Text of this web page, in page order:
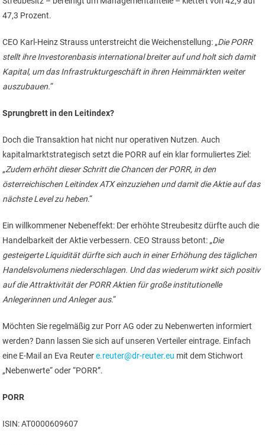
47,3 Prozent.
CEO Karl-Heinz Strauss unterstreicht die Weichenstellung: „Die PORR
stellt ihre Investorenbasis international breiter auf und holt sich damit
Kapital, um das Infrastrukturgeschäft in ihren Heimmärkten weiter
auszubauen.“
Sprungbrett in den Leitindex?
Doch die Transaktion hat nicht nur operativen Nutzen. Auch
kapitalmarktstrategisch setzt die PORR auf ein klar formuliertes Ziel:
„Zudem erhöht dieser Schritt die Chancen der PORR, in den
österreichischen Leitindex ATX einzuziehen und damit die Aktie auf das
nächste Level zu heben.“
Ein willkommener Nebeneffekt: Der erhöhte Streubesitz dürfte auch die
Handelbarkeit der Aktie verbessern. CEO Strauss betont: „Die
gesteigerte Liquidität dürfte sich auch in einer Erhöhung des täglichen
Handelsvolumens niederschlagen. Und das wiederum wirkt sich positiv
auf die Attraktivität der PORR Aktien für große institutionelle
Anlegerinnen und Anleger aus.“
Möchten Sie regelmäßig zur Porr AG oder zu Nebenwerten informiert
werden? Dann lassen Sie sich auf unseren Verteiler eintrage. Einfach
eine E-Mail an Eva Reutere.reuter@dr-reuter.eu mit dem Stichwort
„Nebenwerte“ oder “PORR”.
PORR
ISIN: AT0000609607